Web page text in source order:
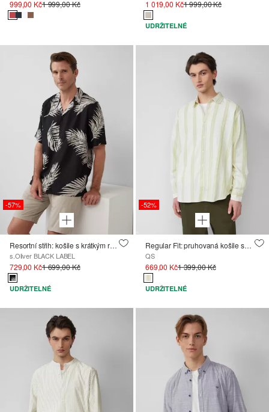
999,00 Kč1 999,00 Kč 1 019,00 Kč1 999,00 Kč
UDRŽITELNÉ
-57%
Resortní střih: košile s krátkým rukávem ze směsi viskózy
s.Oliver BLACK LABEL
729,00 Kč1 699,00 Kč
UDRŽITELNÉ
-52%
Regular Fit: pruhovaná košile se strukturovaným vzhledem
QS
669,00 Kč1 399,00 Kč
UDRŽITELNÉ